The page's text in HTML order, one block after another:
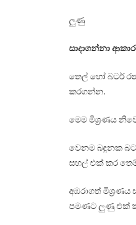
ලුණු
සාදාගන්නා
තෙල් හෝ බටර්
කරගන්න.
මෙම මිශ්‍රණය
වෙනම බඳුනක
සහල් එක් කර
අඹරාගත්
පමණට ලුණු එක්